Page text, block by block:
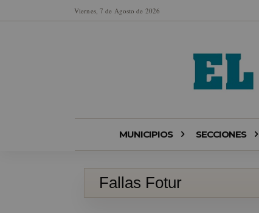
Viernes, 7 de Agosto de 2026
MUNICIPIOS SECCIONES
Fallas Fotur